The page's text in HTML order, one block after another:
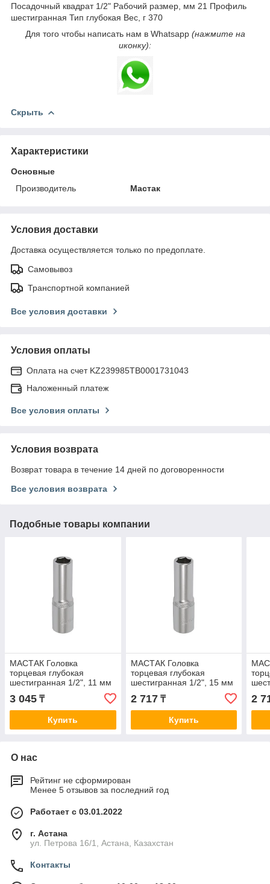
Посадочный квадрат 1/2" Рабочий размер, мм 21 Профиль
шестигранная Тип глубокая Вес, г 370
Для того чтобы написать нам в Whatsapp (нажмите на
иконку):
Скрыть
Характеристики
Основные
Производитель
Мастак
Условия доставки
Доставка осуществляется только по предоплате.
Самовывоз
Транспортной компанией
Все условия доставки
Условия оплаты
Оплата на счет KZ239985TB0001731043
Наложенный платеж
Все условия оплаты
Условия возврата
Возврат товара в течение 14 дней по договоренности
Все условия возврата
Подобные товары компании
МАСТАК Головка
торцевая глубокая
шестигранная 1/2", 11 мм
3 045 ₸
Купить
МАСТАК Головка
торцевая глубокая
шестигранная 1/2", 15 мм
2 717₸
Купить
2
О нас
Рейтинг не сформирован
Менее 5 отзывов за последний год
Работает с 03.01.2022
г. Астана
ул. Петрова 16/1, Астана, Казахстан
Контакты